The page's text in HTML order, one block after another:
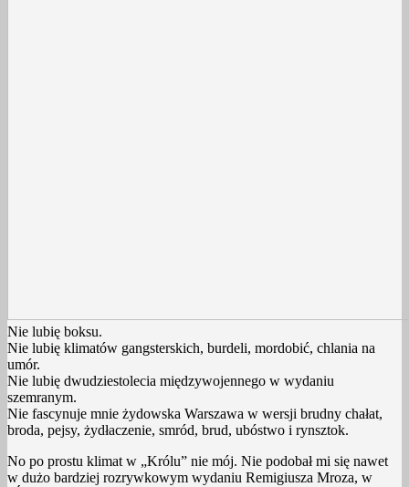
Nie lubię boksu.
Nie lubię klimatów gangsterskich, burdeli, mordobić, chlania na
umór.
Nie lubię dwudziestolecia międzywojennego w wydaniu
szemranym.
Nie fascynuje mnie żydowska Warszawa w wersji brudny chałat,
broda, pejsy, żydłaczenie, smród, brud, ubóstwo i rynsztok.
No po prostu klimat w „Królu” nie mój. Nie podobał mi się nawet
w dużo bardziej rozrywkowym wydaniu Remigiusza Mroza, w